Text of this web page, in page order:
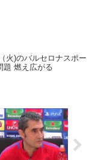
火)のバルセロナスポー
題 燃え広がる